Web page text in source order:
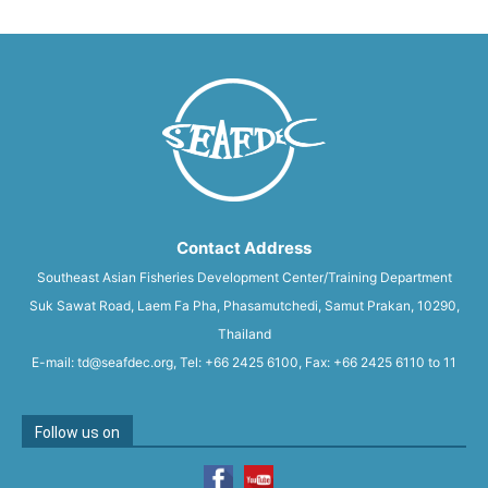
Contact Address
Southeast Asian Fisheries Development Center/Training Department
Suk Sawat Road, Laem Fa Pha, Phasamutchedi, Samut Prakan, 10290,
Thailand
E-mail: td@seafdec.org, Tel: +66 2425 6100, Fax: +66 2425 6110 to 11
Follow us on